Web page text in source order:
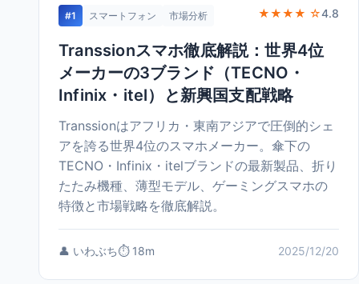
#1 スマートフォン 市場分析 ★★★★ ☆4.8
Transsionスマホ徹底解説：世界4位
メーカーの3ブランド（TECNO・
Infinix・itel）と新興国支配戦略
Transsionはアフリカ・東南アジアで圧倒的シェ
アを誇る世界4位のスマホメーカー。傘下の
TECNO・Infinix・itelブランドの最新製品、折り
たたみ機種、薄型モデル、ゲーミングスマホの
特徴と市場戦略を徹底解説。
👤 いわぶち⏱️ 18m 2025/12/20